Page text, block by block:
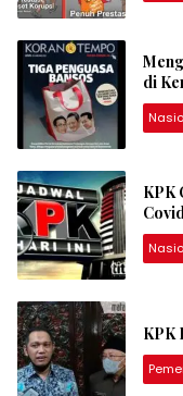
di
KPK
KPK